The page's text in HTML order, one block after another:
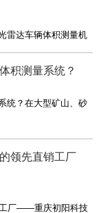
雷达车辆体积测量机
积测量系统？
统？在大型矿山、砂
领先直销工厂
工厂——重庆初阳科技